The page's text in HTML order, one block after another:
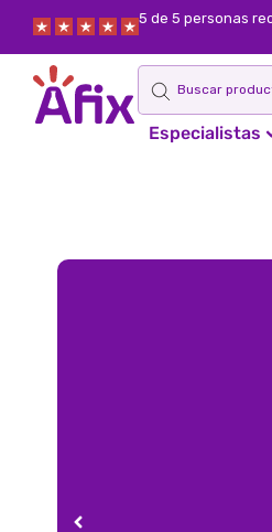
5 de 5 personas
Especialistas